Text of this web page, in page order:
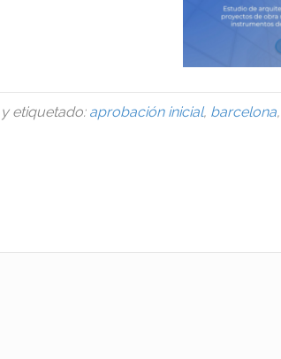
etiquetado: aprobación inicial, barcelona,